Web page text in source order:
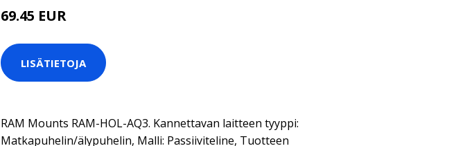
69.45 EUR
LISÄTIETOJA
RAM Mounts RAM-HOL-AQ3. Kannettavan laitteen tyyppi:
Matkapuhelin/älypuhelin, Malli: Passiiviteline, Tuotteen